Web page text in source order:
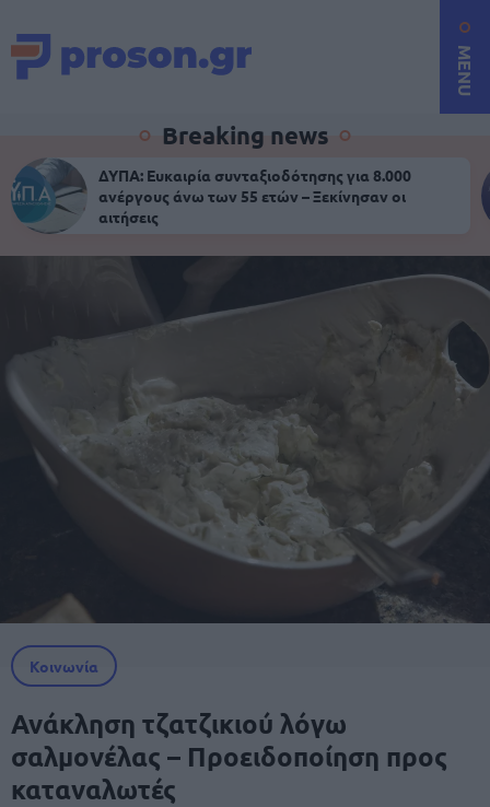
MENU
Breaking news
ΔΥΠΑ: Ευκαιρία συνταξιοδότησης για 8.000
ανέργους άνω των 55 ετών – Ξεκίνησαν οι
αιτήσεις
Κοινωνία
Ανάκληση τζατζικιού λόγω
σαλμονέλας – Προειδοποίηση προς
καταναλωτές